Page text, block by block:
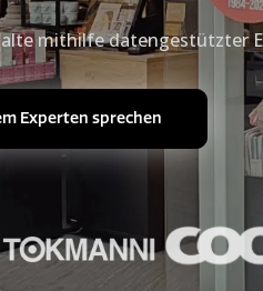
mithilfe datengestützter
Experten sprechen